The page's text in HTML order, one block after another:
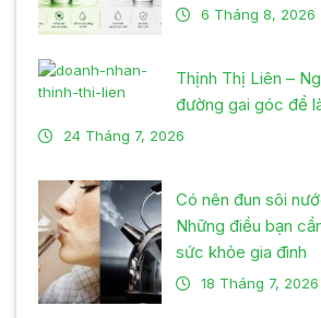
6 Tháng 8, 2026
Thịnh Thị Liên –
đường gai góc để
24 Tháng 7, 2026
Có nên đun sôi
Những điều bạn
sức khỏe gia đình
18 Tháng 7, 2026